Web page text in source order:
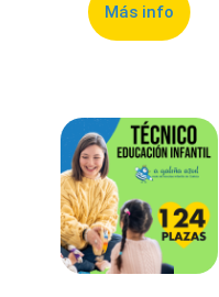
Más info